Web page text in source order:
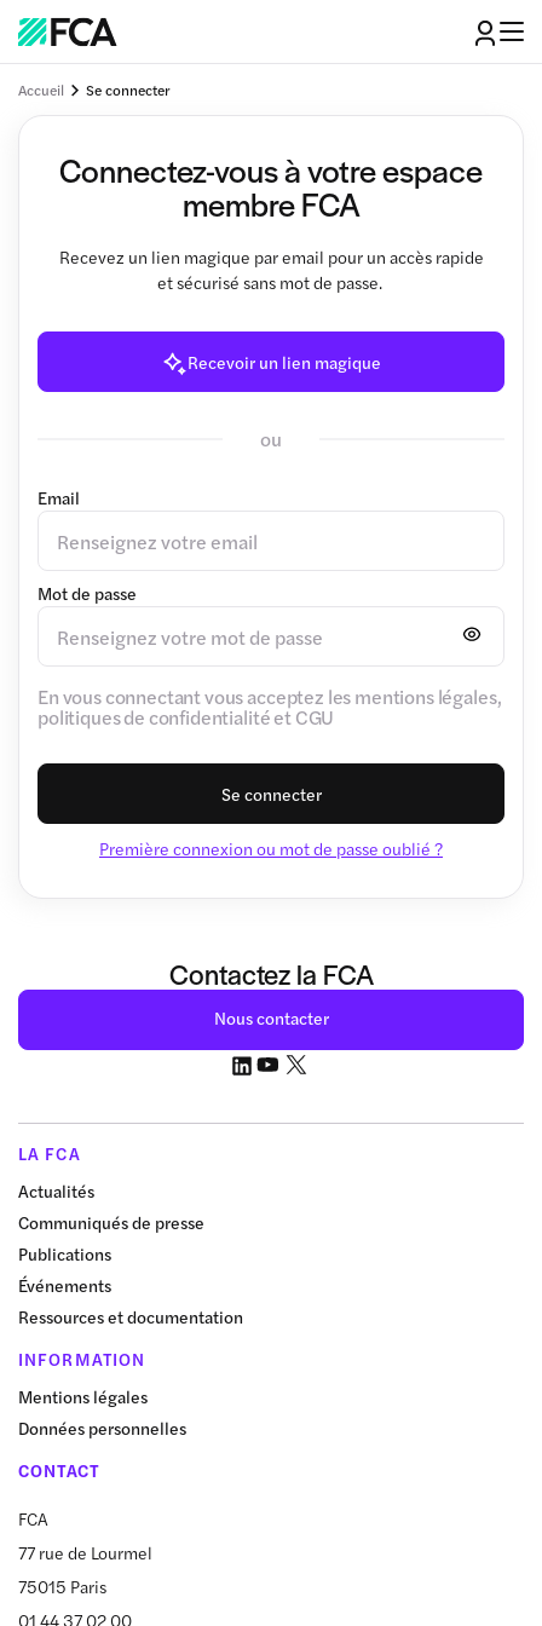
Accueil Se connecter
Connectez-vous à votre espace
membre FCA
Recevez un lien magique par email pour un accès rapide
et sécurisé sans mot de passe.
Recevoir un lien magique
ou
Email
Mot de passe
En vous connectant vous acceptez les mentions légales,
politiques de confidentialité et CGU
Se connecter
Première connexion ou mot de passe oublié ?
Contactez la FCA
Nous contacter
LA FCA
Actualités
Communiqués de presse
Publications
Événements
Ressources et documentation
INFORMATION
Mentions légales
Données personnelles
CONTACT
FCA
77 rue de Lourmel
75015 Paris
01 44 37 02 00